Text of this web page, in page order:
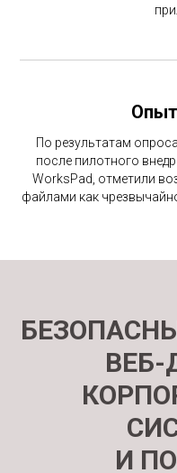
По результатам
после пилотного
WorksPad, отметили
файлами как
ВЕБ-
И